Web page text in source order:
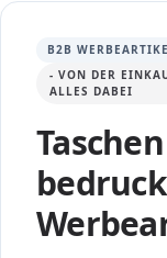
B2B
- VON DER
ALLES DABEI